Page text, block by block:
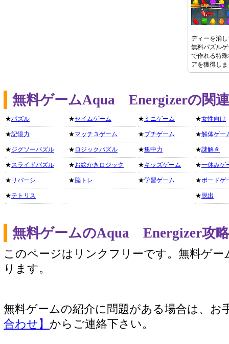
ディーを消
無料パズル
で作れる特
アを獲得し
無料ゲームAqua Energizerの関
★パズル
★記憶力
★ジグソーパズル
★スライドパズル
★ リバーシ
★テトリス
★セイムゲーム
★マッチ３ゲーム
★ ロジックパズル
★お絵かきロジック
★脳トレ
★ ミニゲーム
★プチゲーム
★集中力
★キッズゲーム
★学習ゲーム
★女性向け
★解体ゲー
★謎解き
★一休みゲ
★ボードゲ
★ 脱出
無料ゲームのAqua Energizer攻
このページはリンクフリーです。無料ゲー
ります。
無料ゲームの紹介に問題がある場合は、お
合わせ】 からご連絡下さい。